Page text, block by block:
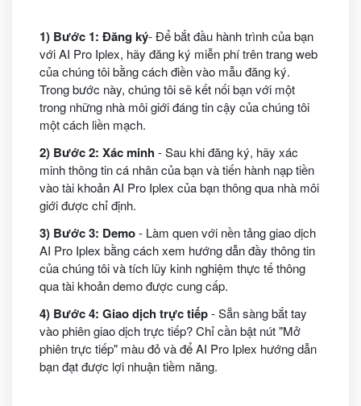
1) Bước 1: Đăng ký- Để bắt đầu hành trình của bạn
với AI Pro Iplex, hãy đăng ký miễn phí trên trang web
của chúng tôi bằng cách điền vào mẫu đăng ký.
Trong bước này, chúng tôi sẽ kết nối bạn với một
trong những nhà môi giới đáng tin cậy của chúng tôi
một cách liền mạch.
2) Bước 2: Xác minh- Sau khi đăng ký, hãy xác
minh thông tin cá nhân của bạn và tiến hành nạp tiền
vào tài khoản AI Pro Iplex của bạn thông qua nhà môi
giới được chỉ định.
3) Bước 3: Demo- Làm quen với nền tảng giao dịch
AI Pro Iplex bằng cách xem hướng dẫn đầy thông tin
của chúng tôi và tích lũy kinh nghiệm thực tế thông
qua tài khoản demo được cung cấp.
4) Bước 4: Giao dịch trực tiếp- Sẵn sàng bắt tay
vào phiên giao dịch trực tiếp? Chỉ cần bật nút "Mở
phiên trực tiếp" màu đỏ và để AI Pro Iplex hướng dẫn
bạn đạt được lợi nhuận tiềm năng.